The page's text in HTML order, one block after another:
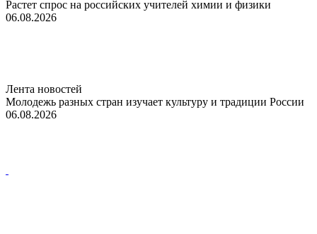
Растет спрос на российских учителей химии и физики
06.08.2026
Лента новостей
Молодежь разных стран изучает культуру и традиции России
06.08.2026